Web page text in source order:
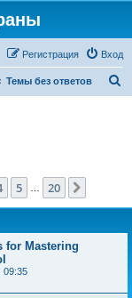
Вход
Регистрация
Темы без ответов
20
5 20
for Mastering
09:35